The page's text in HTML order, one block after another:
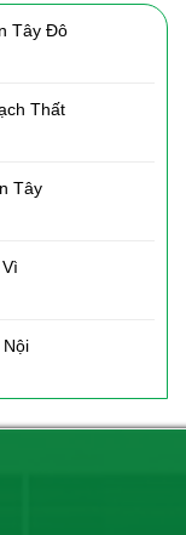
Tây Đô
Thất
Tây